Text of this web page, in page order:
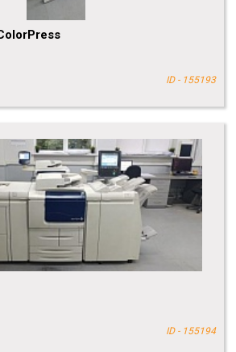
ID - 155193
ID - 155194